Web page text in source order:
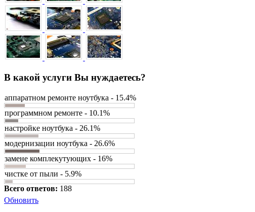
В какой услуги Вы нуждаетесь?
аппаратном ремонте ноутбука - 15.4%
программном ремонте - 10.1%
настройке ноутбука - 26.1%
модернизации ноутбука - 26.6%
замене комплекутующих - 16%
чистке от пыли - 5.9%
Всего ответов: 188
Обновить